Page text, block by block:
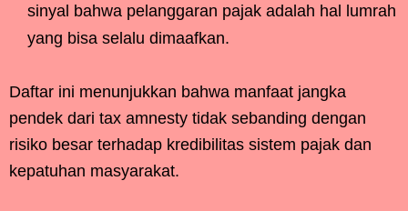
sinyal bahwa pelanggaran pajak adalah hal lumrah
yang bisa selalu dimaafkan.
Daftar ini menunjukkan bahwa manfaat jangka
pendek dari tax amnesty tidak sebanding dengan
risiko besar terhadap kredibilitas sistem pajak dan
kepatuhan masyarakat.